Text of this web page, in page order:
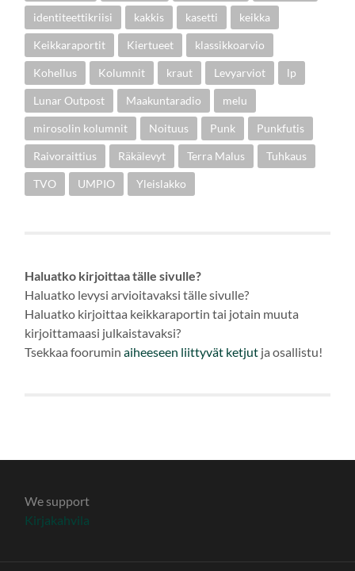
identiteettikriisi kakkis kasetti keikka
Keikkaraportit Kiertueet klassikkoarvio
Kohellus Kolumnit kraut Levyarviot lp
Lunar Outpost Maakuntaradio melu
mirosolin kolumnit Noituus Punk Punkfutis
Raivoraittius Räkälevyt Terra Malus Tuhkaus
TVO UMPIO Yleislakko
Haluatko kirjoittaa tälle sivulle?
Haluatko levysi arvioitavaksi tälle sivulle?
Haluatko kirjoittaa keikkaraportin tai jotain muuta
kirjoittamaasi julkaistavaksi?
Tsekkaa fooruminaiheeseen liittyvät ketjut ja osallistu!
We support
Kirjakahvila